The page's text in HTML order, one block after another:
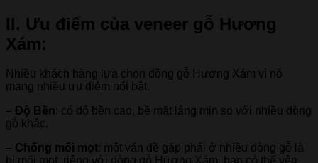
II. Ưu điểm của veneer gỗ Hương
Xám:
Nhiều khách hàng lựa chọn dồng gỗ Hương Xám vì nó
mang nhiều ưu điêm nổi bật.
– Độ Bền : có dộ bền cao, bề mặt láng mịn so với nhiều dòng
gỗ khác.
– Chống mối mọt: một vấn đề gặp phải ở nhiều dòng gỗ là